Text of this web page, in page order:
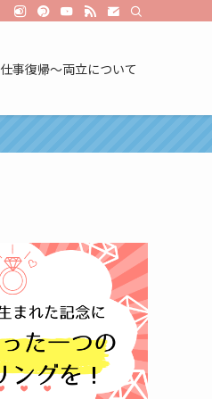
仕事復帰～両立について